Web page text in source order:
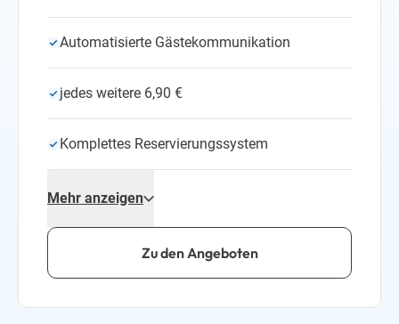
Automatisierte Gästekommunikation
jedes weitere 6,90 €
Komplettes Reservierungssystem
Belegungskalender
Channelmanager
Mehr anzeigen
Zu den Angeboten